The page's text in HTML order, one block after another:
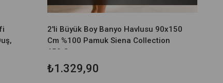
2'li Büyük Boy Banyo Havlusu 90x150
Cm %100 Pamuk Siena Collection
650 Gr
₺1.329,90